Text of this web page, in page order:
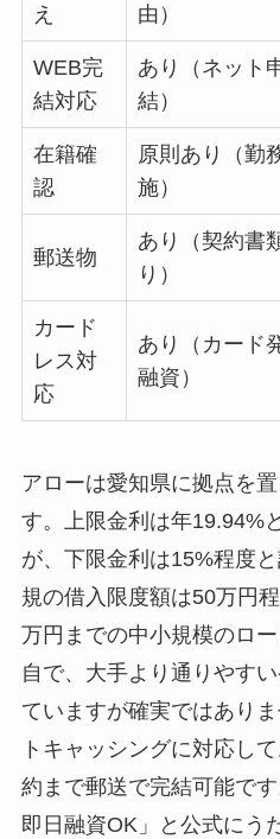
え
由）
WEB完
結対応
あり（ネット
結）
在籍確
認
原則あり（勤
施）
郵送物
あり（契約書
り）
カード
レス対
応
あり（カード
融資）
アローは愛知県に拠点を
す。上限金利は年19.94%
が、下限金利は15%程度
規の借入限度額は50万円
万円までの中小規模のロ
自で、大手より通りやす
ていますが確実ではあり
トキャッシングに対応し
約まで郵送で完結可能で
即日融資OK」と公式にう